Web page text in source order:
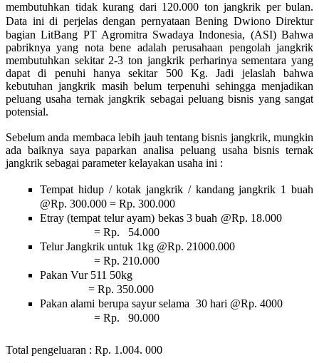
membutuhkan tidak kurang dari 120.000 ton jangkrik per bulan.
Data ini di perjelas dengan pernyataan Bening Dwiono Direktur
bagian LitBang PT Agromitra Swadaya Indonesia, (ASI) Bahwa
pabriknya yang nota bene adalah perusahaan pengolah jangkrik
membutuhkan sekitar 2-3 ton jangkrik perharinya sementara yang
dapat di penuhi hanya sekitar 500 Kg. Jadi jelaslah bahwa
kebutuhan jangkrik masih belum terpenuhi sehingga menjadikan
peluang usaha ternak jangkrik sebagai peluang bisnis yang sangat
potensial.
Sebelum anda membaca lebih jauh tentang bisnis jangkrik, mungkin
ada baiknya saya paparkan analisa peluang usaha bisnis ternak
jangkrik sebagai parameter kelayakan usaha ini :
Tempat hidup / kotak jangkrik / kandang jangkrik 1 buah
@Rp. 300.000 = Rp. 300.000
Etray (tempat telur ayam) bekas 3 buah @Rp. 18.000
= Rp. 54.000
Telur Jangkrik untuk 1kg @Rp. 21000.000
= Rp. 210.000
Pakan Vur 511 50kg
= Rp. 350.000
Pakan alami berupa sayur selama 30 hari @Rp. 4000
= Rp. 90.000
Total pengeluaran : Rp. 1.004. 000